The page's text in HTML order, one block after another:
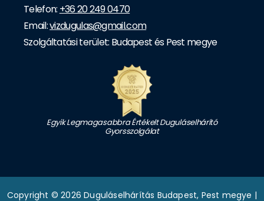
Telefon: +36 20 249 0470
Email:vizdugulas@gmail.com
Szolgáltatási terület: Budapest és Pest megye
Egyik Legmagasabbra Értékelt Duguláselhárító
Gyorsszolgálat
Copyright © 2026 Duguláselhárítás Budapest, Pest megye |